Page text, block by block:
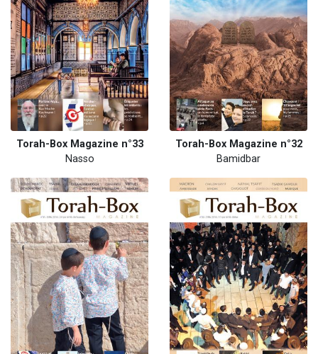
Torah-Box Magazine n°33
Nasso
Torah-Box Magazine n°32
Bamidbar